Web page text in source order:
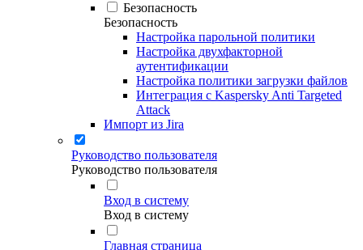
Безопасность
Безопасность
Настройка парольной политики
Настройка двухфакторной
аутентификации
Настройка политики загрузки файлов
Интеграция с Kaspersky Anti Targeted
Attack
Импорт из Jira
Руководство пользователя
Руководство пользователя
Вход в систему
Вход в систему
Главная страница